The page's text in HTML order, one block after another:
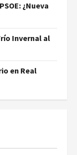
¿Nueva
Invernal al
en Real